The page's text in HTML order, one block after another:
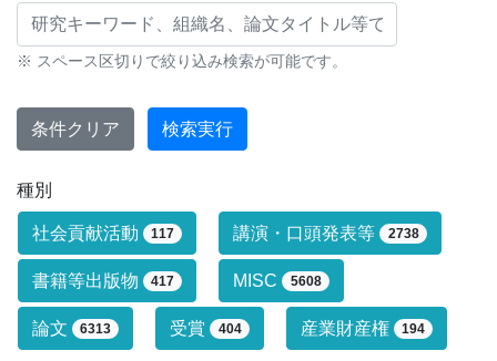
※ スペース区切りで絞り込み検索が可能です。
条件クリア 検索実行
種別
研究業績タイプによる絞り込み条件で
社会貢献活動 117 講演・口頭発表等 2738
書籍等出版物 417 MISC 5608
論文 6313 受賞 404 産業財産権 194